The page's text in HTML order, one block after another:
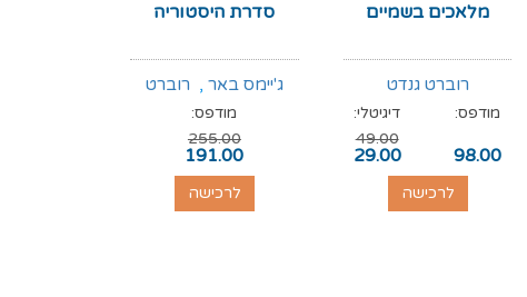
מלאכים בשמיים
רוברט גנדט
מודפס:
98.00
דיגיטלי:
49.00
29.00
לרכישה
סדרת היסטוריה
ג'יימס באר , רוברט
,רוג'ר קראולי
מודפס:
255.00
191.00
לרכישה